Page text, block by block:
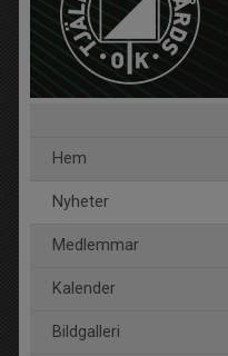
Hem
Nyheter
Medlemmar
Kalender
Bildgalleri